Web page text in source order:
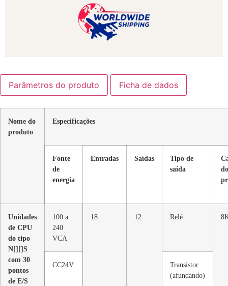
Parâmetros do produto Ficha de dados
Nome do
produto
Especificações
Fonte
de
energia
Entradas Saídas
Tipo de
saída
do
Unidades
de CPU
do tipo
N[][]S
com 30
pontos
de E/S
100 a
240
VCA
18 12 Relé
CC24V
Transistor
(afundando)